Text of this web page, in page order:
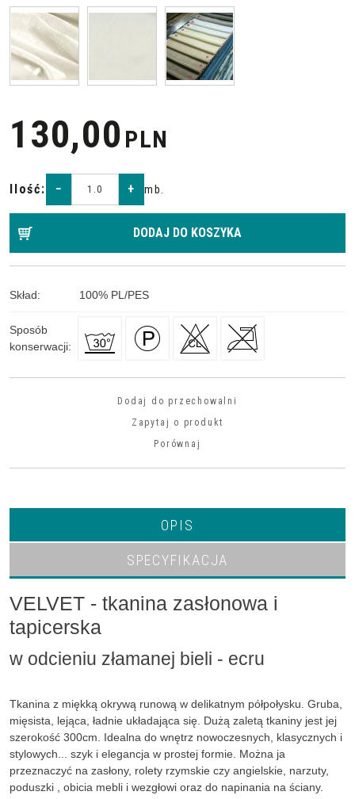
130,00 PLN
Ilość: − + mb.
DODAJ DO KOSZYKA
Skład: 100% PL/PES
Sposób
konserwacji:
Dodaj do przechowalni
Zapytaj o produkt
Porównaj
OPIS
SPECYFIKACJA
VELVET - tkanina zasłonowa i
tapicerska
w odcieniu złamanej bieli - ecru
Tkanina z miękką okrywą runową w delikatnym półpołysku. Gruba,
mięsista, lejąca, ładnie układająca się. Dużą zaletą tkaniny jest jej
szerokość 300cm. Idealna do wnętrz nowoczesnych, klasycznych i
stylowych... szyk i elegancja w prostej formie. Można ja
przeznaczyć na zasłony, rolety rzymskie czy angielskie, narzuty,
poduszki , obicia mebli i wezgłowi oraz do napinania na ściany.